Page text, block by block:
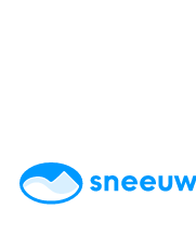
AccommodatiesTips